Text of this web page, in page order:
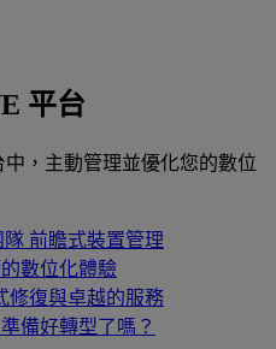
平台
，主動管理並優化您的數位
隊 前瞻式裝置管理
數位化體驗
修復與卓越的服務
準備好轉型了嗎？